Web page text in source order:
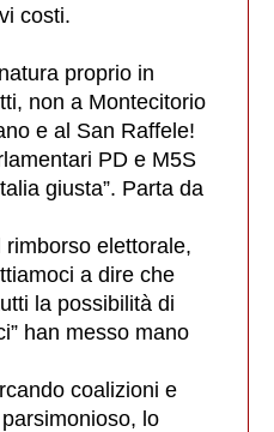
costi.
proprio in
non a Montecitorio
e al San Raffele!
PD e M5S
giusta”. Parta da
rimborso elettorale,
a dire che
la possibilità di
han messo mano
coalizioni e
lo